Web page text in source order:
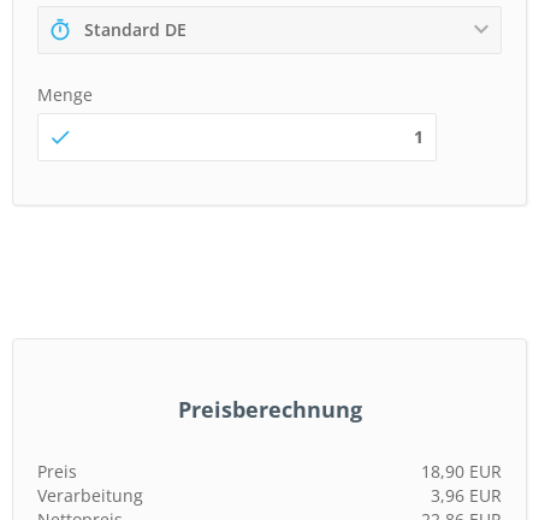
Standard DE
Menge
Preisberechnung
Preis
18,90 EUR
Verarbeitung
3,96 EUR